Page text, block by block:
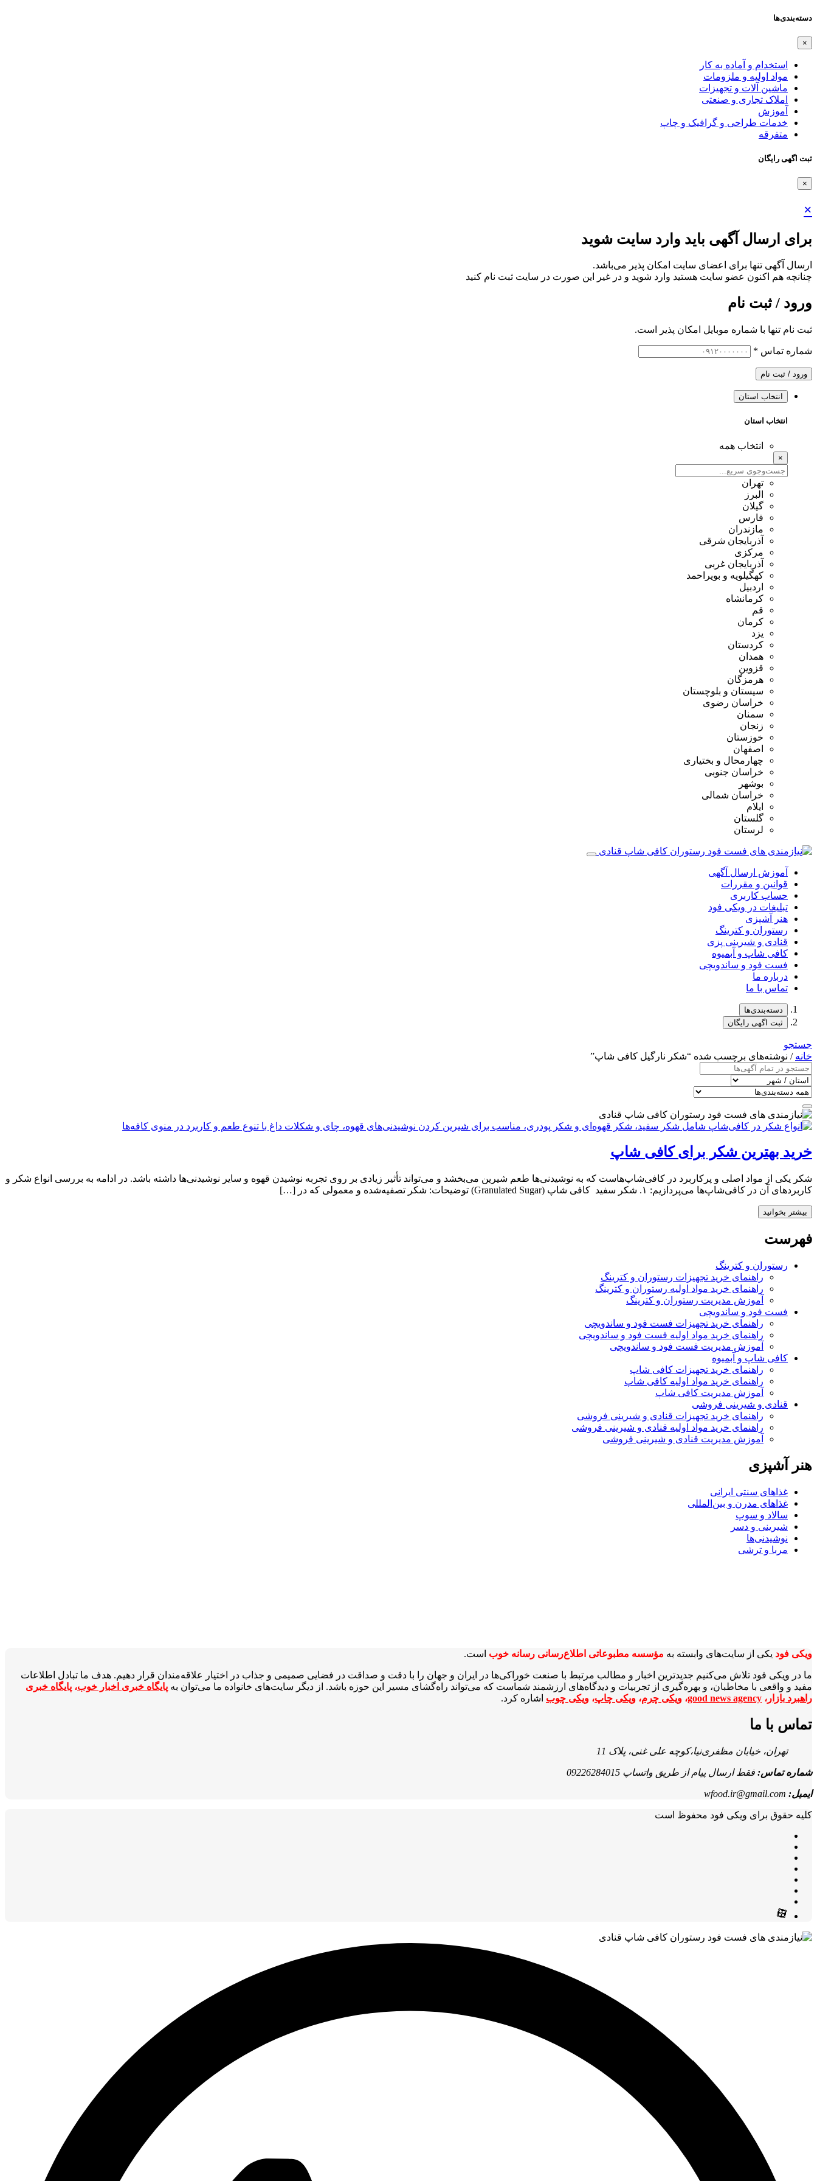
دسته‌بندی‌ها
×
استخدام و آماده به کار
مواد اولیه و ملزومات
ماشین آلات و تجهیزات
املاک تجاری و صنعتی
آموزش
خدمات طراحی و گرافیک و چاپ
متفرقه
ثبت اگهی رایگان
×
×
برای ارسال آگهی باید وارد سایت شوید
ارسال آگهی تنها برای اعضای سایت امکان پذیر می‌باشد.
چنانچه هم‌ اکنون عضو سایت هستید وارد شوید و در غیر این صورت در سایت ثبت نام کنید
ورود / ثبت نام
ثبت نام تنها با شماره موبایل امکان پذیر است.
شماره تماس *
ورود / ثبت نام
انتخاب استان
انتخاب استان
انتخاب همه
×
تهران
البرز
گیلان
فارس
مازندران
آذربایجان شرقی
مرکزی
آذربایجان غربی
کهگیلویه و بویراحمد
اردبیل
کرمانشاه
قم
کرمان
یزد
کردستان
همدان
قزوین
هرمزگان
سیستان و بلوچستان
خراسان رضوی
سمنان
زنجان
خوزستان
اصفهان
چهارمحال و بختیاری
خراسان جنوبی
بوشهر
خراسان شمالی
ایلام
گلستان
لرستان
آموزش ارسال آگهی
قوانین و مقررات
حساب کاربری
تبلیغات در ویکی فود
هنر آشپزی
رستوران و کترینگ
قنادی و شیرینی پزی
کافی شاپ و آبمیوه
فست فود و ساندویچی
درباره ما
تماس با ما
دسته‌بندی‌ها
ثبت اگهی رایگان
جستجو
خانه / نوشته‌های برچسب شده “شکر نارگیل کافی شاپ”
خرید بهترین شکر برای کافی شاپ
شکر یکی از مواد اصلی و پرکاربرد در کافی‌شاپ‌هاست که به نوشیدنی‌ها طعم شیرین می‌بخشد و می‌تواند تأثیر زیادی بر روی تجربه نوشیدن قهوه و سایر نوشیدنی‌ها داشته باشد. در ادامه به بررسی انواع شکر و
کاربردهای آن در کافی‌شاپ‌ها می‌پردازیم: ۱. شکر سفید کافی شاپ (Granulated Sugar) توضیحات: شکر تصفیه‌شده و معمولی که در […]
بیشتر بخوانید
فهرست
رستوران و کترینگ
راهنمای خرید تجهیزات رستوران و کترینگ
راهنمای خرید مواد اولیه رستوران و کترینگ
آموزش مدیریت رستوران و کترینگ
فست فود و ساندویچی
راهنمای خرید تجهیزات فست فود و ساندویچی
راهنمای خرید مواد اولیه فست فود و ساندویچی
آموزش مدیریت فست فود و ساندویچی
کافی شاپ و آبمیوه
راهنمای خرید تجهیزات کافی شاپ
راهنمای خرید مواد اولیه کافی‌ شاپ‌
آموزش مدیریت کافی شاپ
قنادی و شیرینی فروشی
راهنمای خرید تجهیزات قنادی و شیرینی فروشی
راهنمای خرید مواد اولیه قنادی و شیرینی فروشی
آموزش مدیریت قنادی و شیرینی فروشی
هنر آشپزی
غذاهای سنتی ایرانی
غذاهای مدرن و بین‌المللی
سالاد و سوپ
شیرینی و دسر
نوشیدنی‌ها
مربا و ترشی
ویکی‌ فود یکی از سایت‌های وابسته به مؤسسه مطبوعاتی اطلاع‌رسانی رسانه خوب است.
ما در ویکی‌ فود تلاش می‌کنیم جدیدترین اخبار و مطالب مرتبط با صنعت خوراکی‌ها در ایران و جهان را با دقت و صداقت در فضایی صمیمی و جذاب در اختیار علاقه‌مندان قرار دهیم. هدف ما تبادل اطلاعات
مفید و واقعی با مخاطبان، و بهره‌گیری از تجربیات و دیدگاه‌های ارزشمند شماست که می‌تواند راه‌گشای مسیر این حوزه باشد. از دیگر سایت‌های خانواده ما می‌توان به پایگاه خبری اخبار خوب، پایگاه خبری
راهبرد بازار ، good news agency، ویکی چرم، ویکی چاپ، ویکی چوب اشاره کرد.
تماس با ما
تهران، خیابان مظفری‌نیا،کوچه علی غنی، پلاک 11
شماره تماس: فقط ارسال پیام از طریق واتساپ 09226284015
ایمیل: wfood.ir@gmail.com
کلیه حقوق برای ویکی فود محفوظ است